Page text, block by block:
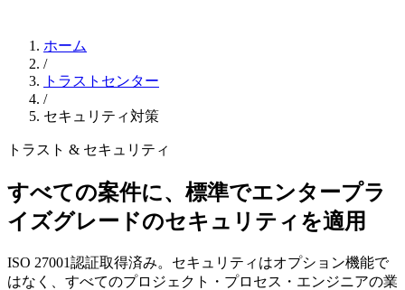
ホーム
/
トラストセンター
/
セキュリティ対策
トラスト & セキュリティ
すべての案件に、標準でエンタープラ
イズグレードのセキュリティを適用
ISO 27001認証取得済み。セキュリティはオプション機能で
はなく、すべてのプロジェクト・プロセス・エンジニアの業